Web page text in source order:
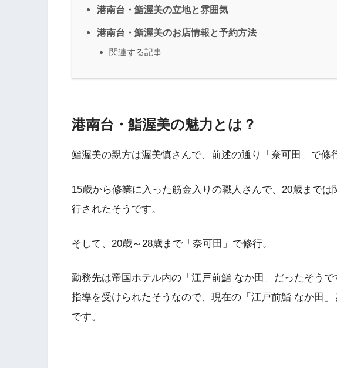
港南台・鮨渥美の立地と雰囲気
港南台・鮨渥美のお店情報と予約方法
関連する記事
港南台・鮨渥美の魅力とは？
鮨渥美の親方は渥美慎さんで、前述の通り「奈可田」で修
15歳から修業に入った筋金入りの職人さんで、20歳まで
行されたそうです。
そして、20歳～28歳まで「奈可田」で修行。
勤務先は帝国ホテル内の「江戸前鮨 なか田」だったそう
指導を受けられたそうなので、現在の「江戸前鮨 なか田
です。